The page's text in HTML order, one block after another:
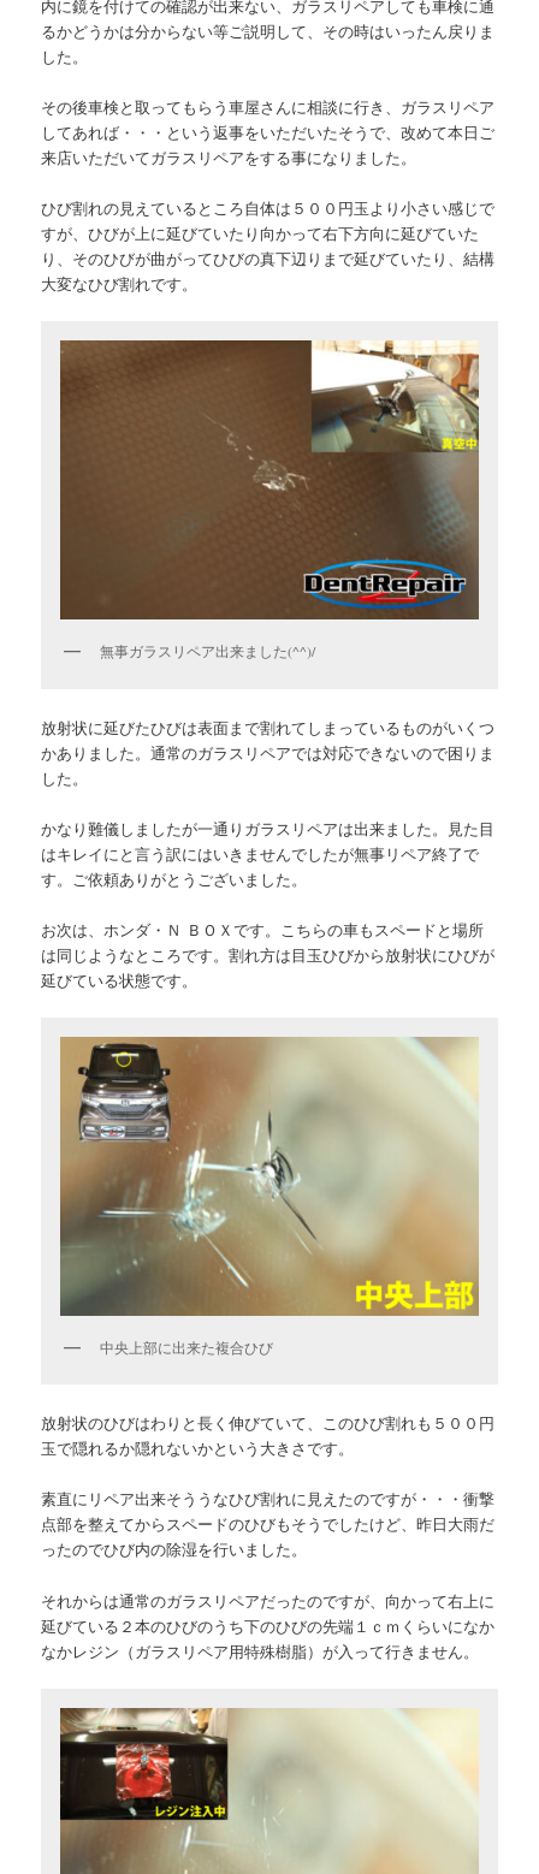
内に鏡を付けての確認が出来ない、ガラスリペアしても車検に通
るかどうかは分からない等ご説明して、その時はいったん戻りま
した。
その後車検と取ってもらう車屋さんに相談に行き、ガラスリペア
してあれば・・・という返事をいただいたそうで、改めて本日ご
来店いただいてガラスリペアをする事になりました。
ひび割れの見えているところ自体は５００円玉より小さい感じで
すが、ひびが上に延びていたり向かって右下方向に延びていた
り、そのひびが曲がってひびの真下辺りまで延びていたり、結構
大変なひび割れです。
無事ガラスリペア出来ました(^^)/
放射状に延びたひびは表面まで割れてしまっているものがいくつ
かありました。通常のガラスリペアでは対応できないので困りま
した。
かなり難儀しましたが一通りガラスリペアは出来ました。見た目
はキレイにと言う訳にはいきませんでしたが無事リペア終了で
す。ご依頼ありがとうございました。
お次は、ホンダ・Ｎ ＢＯＸです。こちらの車もスペードと場所
は同じようなところです。割れ方は目玉ひびから放射状にひびが
延びている状態です。
中央上部に出来た複合ひび
放射状のひびはわりと長く伸びていて、このひび割れも５００円
玉で隠れるか隠れないかという大きさです。
素直にリペア出来そううなひび割れに見えたのですが・・・衝撃
点部を整えてからスペードのひびもそうでしたけど、昨日大雨だ
ったのでひび内の除湿を行いました。
それからは通常のガラスリペアだったのですが、向かって右上に
延びている２本のひびのうち下のひびの先端１ｃｍくらいになか
なかレジン（ガラスリペア用特殊樹脂）が入って行きません。